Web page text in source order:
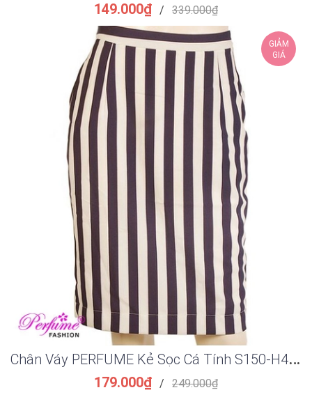
149.000₫ / 339.000₫
GIẢM
GIÁ
C
hân Váy PERFUME Kẻ Sọc Cá Tính S150-H450
179.000₫ / 249.000₫